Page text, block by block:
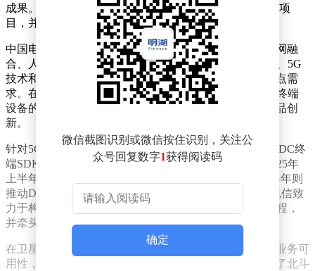
成果。会上，中国电信还启动了5G增强通话SDK的开源项
目，并公开招募合作伙伴加入5G新通信创新实验室。
中国电信的2025终端技术发展策略，围绕网络、云及云网融
合、人工智能和量子安全四大支柱展开，特别聚焦于AI、5G
技术和卫星通信三大领域，明确了一系列技术突破的重点需
求。在AI层面，中国电信正积极推进星辰大模型与各类终端
设备的深度融合，携手产业链上的合作伙伴共同探索产品创
新。
针对5G增强通话，中国电信计划开源其自主研发的IMS DC终
端SDK，旨在联合行业力量打造标杆应用，并计划在2025年
上半年推动基于视频增强的VC业务进入商用阶段，下半年则
推动DC业务的商用落地。同时，在VoWiFi领域，中国电信致
力于构建高质量的海上通话能力，推动VoWiFi的商用进程，
并牵头发布了GSMA 5G VoWiFi白皮书。
在卫星通信方面，中国电信正着力提升多信道场景下的业务可
用性，发布了多模一体化的卫星终端测试系统，并研发了北斗
微信截图识别或微信按住识别，关注公
众号回复数字1获得阅读码
确定